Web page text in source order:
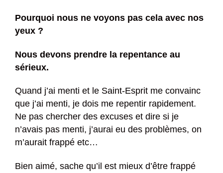
Pourquoi nous ne voyons pas cela avec nos
yeux ?
Nous devons prendre la repentance au
sérieux.
Quand j’ai menti et le Saint-Esprit me convainc
que j’ai menti, je dois me repentir rapidement.
Ne pas chercher des excuses et dire si je
n’avais pas menti, j’aurai eu des problèmes, on
m’aurait frappé etc…
Bien aimé, sache qu’il est mieux d’être frappé